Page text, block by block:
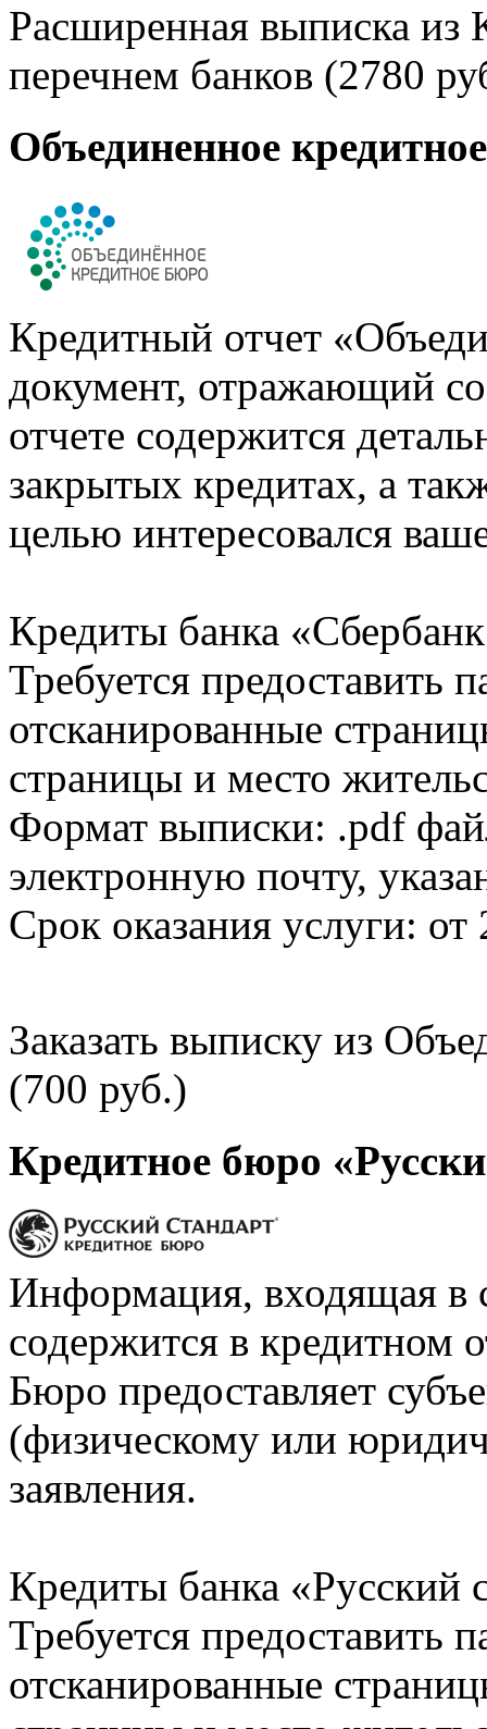
Расширенная выписка из
перечнем банков (2780
Объединенное
Кредитный отчет
документ, отражающий
отчете содержится
закрытых кредитах, а
целью интересовался
Кредиты банка
Требуется предоставить
отсканированные
страницы и место
Формат выписки: .pdf
электронную почту,
Срок оказания услуги: от
Заказать выписку из
(700 руб.)
Кредитное бюро
Информация, входящая в
содержится в кредитном
Бюро предоставляет
(физическому или
заявления.
Кредиты банка «Русский
Требуется предоставить
отсканированные